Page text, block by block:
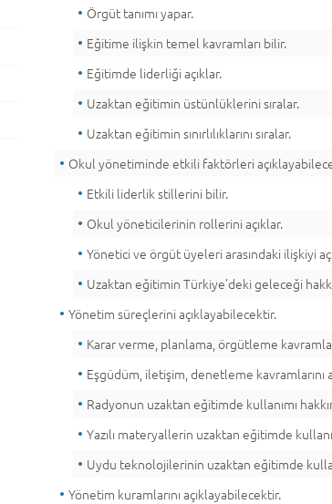
Örgüt tanımı yapar.
Eğitime ilişkin temel kavramları bilir.
Eğitimde liderliği açıklar.
Uzaktan eğitimin üstünlüklerini sıralar.
Uzaktan eğitimin sınırlılıklarını sıralar.
Okul yönetiminde etkili faktörleri
Etkili liderlik stillerini bilir.
Okul yöneticilerinin rollerini açıklar.
Yönetici ve örgüt üyeleri arasındaki ilişkiyi
Uzaktan eğitimin Türkiye’deki geleceği
Yönetim süreçlerini açıklayabilecektir.
Karar verme, planlama, örgütleme
Eşgüdüm, iletişim, denetleme kavramlarını
Radyonun uzaktan eğitimde kullanımı
Yazılı materyallerin uzaktan eğitimde
Uydu teknolojilerinin uzaktan eğitimde
Yönetim kuramlarını açıklayabilecektir.